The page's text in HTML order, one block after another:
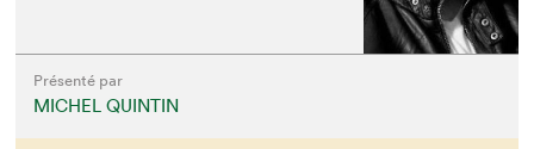
Présenté par
MICHEL QUINTIN